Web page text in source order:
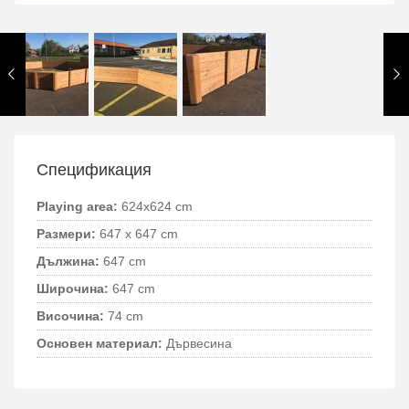
Спецификация
Playing area: 624x624 cm
Размери: 647 x 647 cm
Дължина: 647 cm
Широчина: 647 cm
Височина: 74 cm
Основен материал: Дървесина